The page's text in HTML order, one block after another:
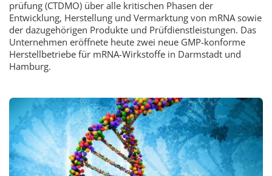
prüfung (CTDMO) über alle kritischen Phasen der
Entwicklung, Herstellung und Vermarktung von mRNA sowie
der dazugehörigen Produkte und Prüfdienstleistungen. Das
Unternehmen eröffnete heute zwei neue GMP-konforme
Herstellbetriebe für mRNA-Wirkstoffe in Darmstadt und
Hamburg.